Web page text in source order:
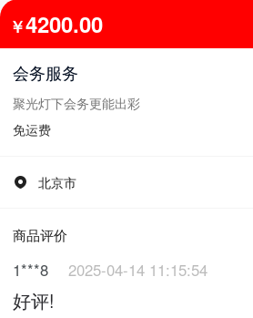
￥4200.00
会务服务
聚光灯下会务更能出彩
免运费
北京市
商品评价
1***8
2025-04-14 11:15:54
好评!